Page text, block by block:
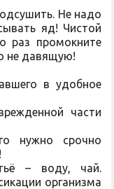
Не надо
яд! Чистой
раз промокните
не давящую!
в удобное
части
нужно срочно
– воду, чай.
организма